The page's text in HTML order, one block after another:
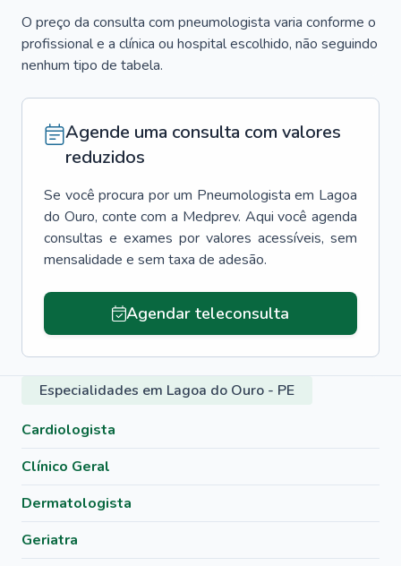
O preço da consulta com pneumologista varia conforme o
profissional e a clínica ou hospital escolhido, não seguindo
nenhum tipo de tabela.
Agende uma consulta com valores
reduzidos
Se você procura por um Pneumologista em Lagoa
do Ouro, conte com a Medprev. Aqui você agenda
consultas e exames por valores acessíveis, sem
mensalidade e sem taxa de adesão.
Agendar teleconsulta
Especialidades em Lagoa do Ouro - PE
Cardiologista
Clínico Geral
Dermatologista
Geriatra